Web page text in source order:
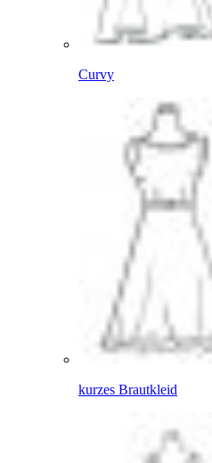
Curvy
kurzes Brautkleid